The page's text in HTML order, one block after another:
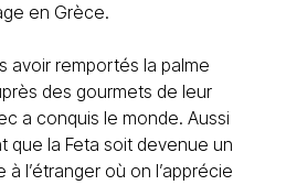
en Grèce.
avoir remportés la palme
des gourmets de leur
a conquis le monde. Aussi
que la Feta soit devenue un
l’étranger où on l’apprécie